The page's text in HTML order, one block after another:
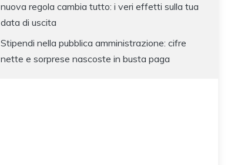
nuova regola cambia tutto: i veri effetti sulla tua
data di uscita
Stipendi nella pubblica amministrazione: cifre
nette e sorprese nascoste in busta paga